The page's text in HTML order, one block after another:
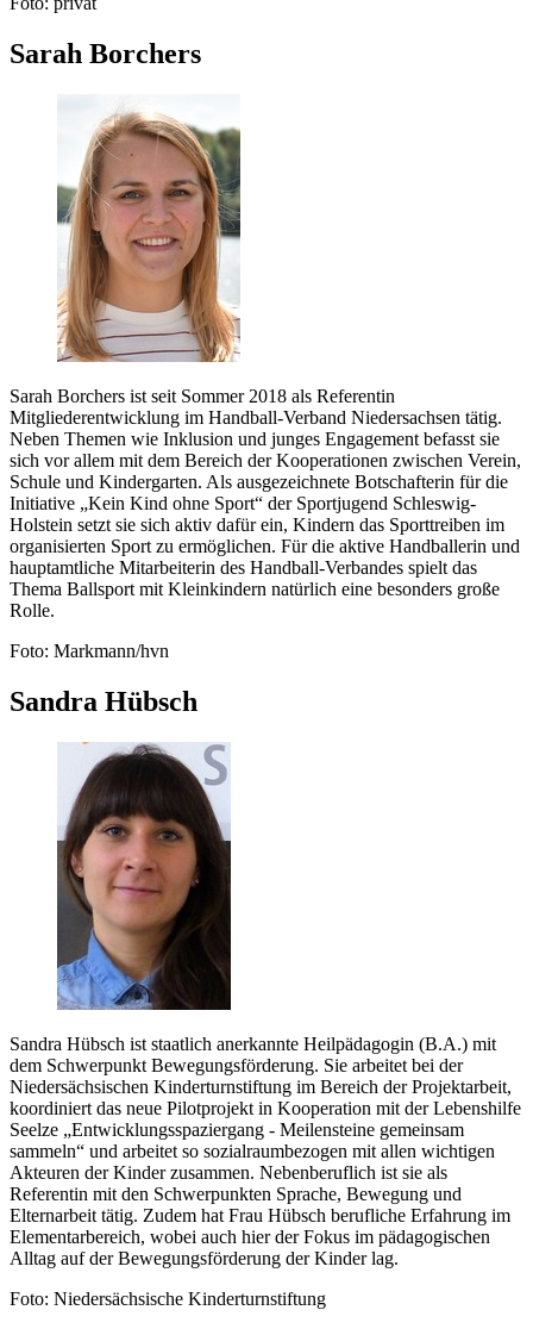
Sarah Borchers
Sarah Borchers ist seit Sommer 2018 als Referentin
Mitgliederentwicklung im Handball-Verband Niedersachsen tätig.
Neben Themen wie Inklusion und junges Engagement befasst sie
sich vor allem mit dem Bereich der Kooperationen zwischen Verein,
Schule und Kindergarten. Als ausgezeichnete Botschafterin für die
Initiative „Kein Kind ohne Sport“ der Sportjugend Schleswig-
Holstein setzt sie sich aktiv dafür ein, Kindern das Sporttreiben im
organisierten Sport zu ermöglichen. Für die aktive Handballerin und
hauptamtliche Mitarbeiterin des Handball-Verbandes spielt das
Thema Ballsport mit Kleinkindern natürlich eine besonders große
Rolle.
Foto: Markmann/hvn
Sandra Hübsch
Sandra Hübsch ist staatlich anerkannte Heilpädagogin (B.A.) mit
dem Schwerpunkt Bewegungsförderung. Sie arbeitet bei der
Niedersächsischen Kinderturnstiftung im Bereich der Projektarbeit,
koordiniert das neue Pilotprojekt in Kooperation mit der Lebenshilfe
Seelze „Entwicklungsspaziergang - Meilensteine gemeinsam
sammeln“ und arbeitet so sozialraumbezogen mit allen wichtigen
Akteuren der Kinder zusammen. Nebenberuflich ist sie als
Referentin mit den Schwerpunkten Sprache, Bewegung und
Elternarbeit tätig. Zudem hat Frau Hübsch berufliche Erfahrung im
Elementarbereich, wobei auch hier der Fokus im pädagogischen
Alltag auf der Bewegungsförderung der Kinder lag.
Foto: Niedersächsische Kinderturnstiftung